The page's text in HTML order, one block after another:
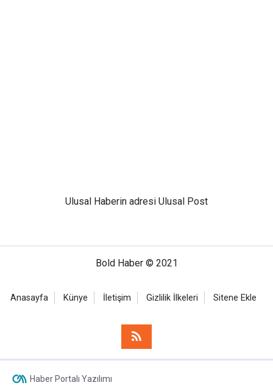
Ulusal Haberin adresi Ulusal Post
Bold Haber © 2021
Anasayfa Künye İletişim Gizlilik İlkeleri Sitene Ekle
Haber Portalı Yazılımı